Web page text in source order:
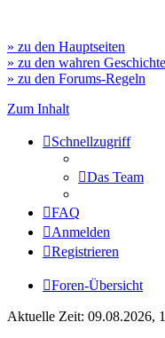
» zu den Hauptseiten
» zu den wahren
» zu den Forums-Regeln
Zum Inhalt
Schnellzugriff
Das Team
FAQ
Anmelden
Registrieren
Foren-Übersicht
Aktuelle Zeit: 09.08.2026,